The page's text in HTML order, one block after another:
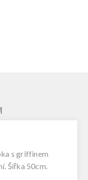
s griffinem
Šířka 50cm.